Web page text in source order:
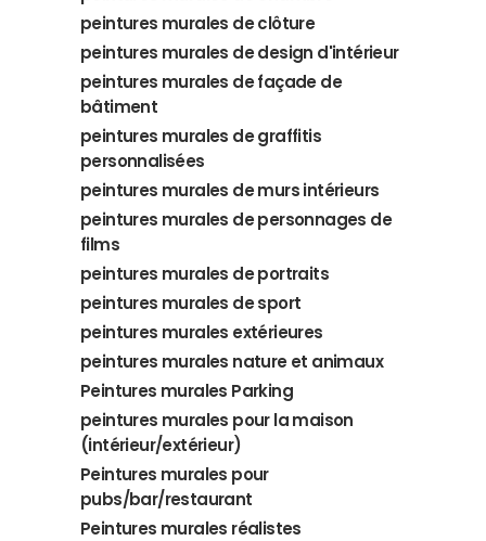
peintures murales de clôture
peintures murales de design d'intérieur
peintures murales de façade de
bâtiment
peintures murales de graffitis
personnalisées
peintures murales de murs intérieurs
peintures murales de personnages de
films
peintures murales de portraits
peintures murales de sport
peintures murales extérieures
peintures murales nature et animaux
Peintures murales Parking
peintures murales pour la maison
(intérieur/extérieur)
Peintures murales pour
pubs/bar/restaurant
Peintures murales réalistes